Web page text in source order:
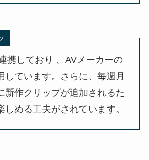
携しており 、AVメーカーの
しています。さらに、毎週月
新作クリップが追加されるた
しめる工夫がされています。